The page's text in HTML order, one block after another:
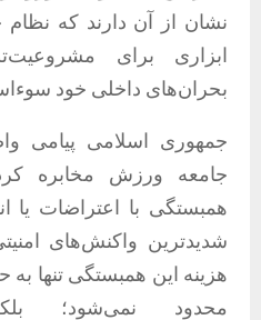
نشان از آن دارند که
ابزاری برای
بحران‌های داخلی خود
جمهوری اسلامی پیامی
جامعه ورزش مخابره
همبستگی با اعتراضات یا
شدیدترین واکنش‌های
هزینه این همبستگی تنها به
محدود نمی‌شود؛